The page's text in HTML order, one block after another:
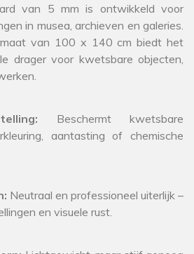
van 5 mm is ontwikkeld voor
in musea, archieven en galeries.
van 100 x 140 cm biedt het
drager voor kwetsbare objecten,
Beschermt kwetsbare
aantasting of chemische
Neutraal en professioneel uiterlijk –
en visuele rust.